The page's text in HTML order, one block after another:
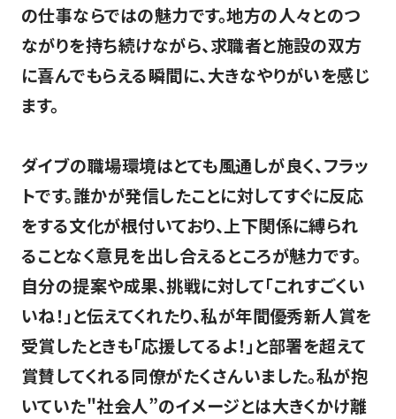
の仕事ならではの魅力です。地方の人々とのつ
ながりを持ち続けながら、求職者と施設の双方
に喜んでもらえる瞬間に、大きなやりがいを感じ
ます。
ダイブの職場環境はとても風通しが良く、フラッ
トです。誰かが発信したことに対してすぐに反応
をする文化が根付いており、上下関係に縛られ
ることなく意見を出し合えるところが魅力です。
自分の提案や成果、挑戦に対して「これすごくい
いね！」と伝えてくれたり、私が年間優秀新人賞を
受賞したときも「応援してるよ！」と部署を超えて
賞賛してくれる同僚がたくさんいました。私が抱
いていた"社会人”のイメージとは大きくかけ離